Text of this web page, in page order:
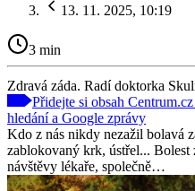
13. 11. 2025, 10:19
3 min
Zdravá záda. Radí doktorka
Přidejte si obsah
hledání a Google zprávy
Kdo z nás nikdy nezažil bolavá
zablokovaný krk, ústřel... Bolest
návštěvy lékaře, společně…